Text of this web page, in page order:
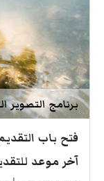
برنامج التصوير
فتح باب
آخر موعد